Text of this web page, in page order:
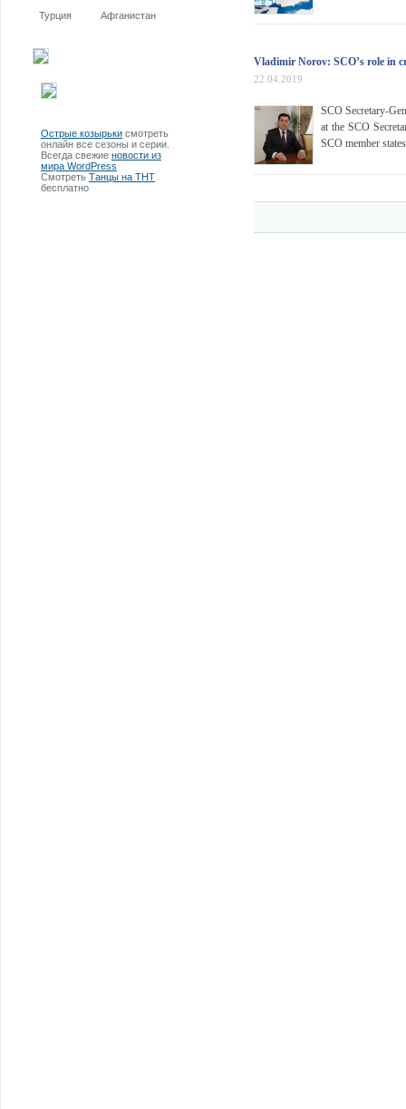
Турция Афганистан
Острые козырьки смотреть
онлайн все сезоны и серии.
Всегда свежие новости из
мира WordPress
Смотреть Танцы на ТНТ
бесплатно
Vladimir Norov: SCO’s role in
22.04.2019
SCO Secretary-
at the SCO
SCO member